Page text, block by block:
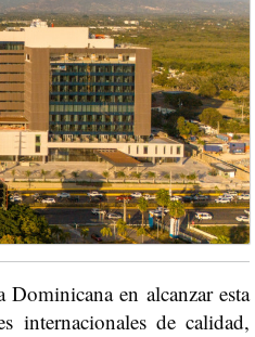
en alcanzar esta
internacionales de calidad,